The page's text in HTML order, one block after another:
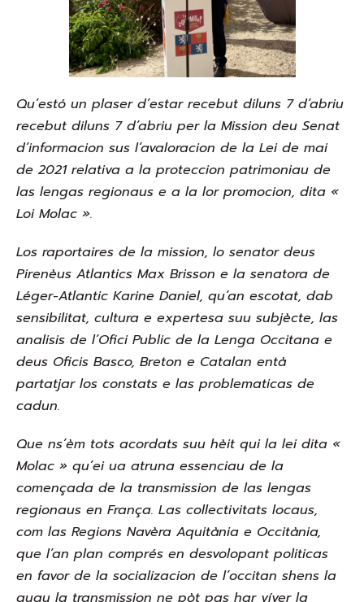
Qu’estó un plaser d’estar recebut diluns 7 d’abriu
recebut diluns 7 d’abriu per la Mission deu Senat
d’informacion sus l’avaloracion de la Lei de mai
de 2021 relativa a la proteccion patrimoniau de
las lengas regionaus e a la lor promocion, dita «
Loi Molac ».
Los raportaires de la mission, lo senator deus
Pirenèus Atlantics Max Brisson e la senatora de
Léger-Atlantic Karine Daniel, qu’an escotat, dab
sensibilitat, cultura e expertesa suu subjècte, las
analisis de l’Ofici Public de la Lenga Occitana e
deus Oficis Basco, Breton e Catalan entà
partatjar los constats e las problematicas de
cadun.
Que ns’èm tots acordats suu hèit qui la lei dita «
Molac » qu’ei ua atruna essenciau de la
començada de la transmission de las lengas
regionaus en França. Las collectivitats locaus,
com las Regions Navèra Aquitània e Occitània,
que l’an plan comprés en desvolopant politicas
en favor de la socializacion de l’occitan shens la
quau la transmission ne pòt pas har víver la